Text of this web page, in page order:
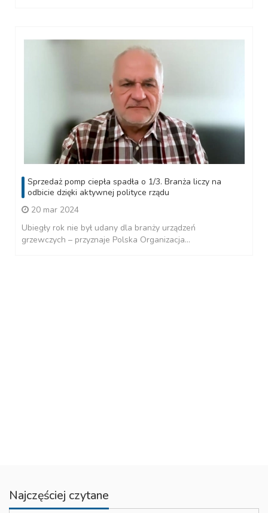
Sprzedaż pomp ciepła spadła o 1/3. Branża liczy na
odbicie dzięki aktywnej polityce rządu
20 mar 2024
Ubiegły rok nie był udany dla branży urządzeń
grzewczych – przyznaje Polska Organizacja...
Najczęściej czytane